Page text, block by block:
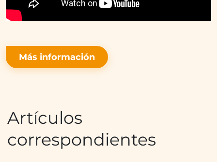
Más información
Artículos
correspondientes